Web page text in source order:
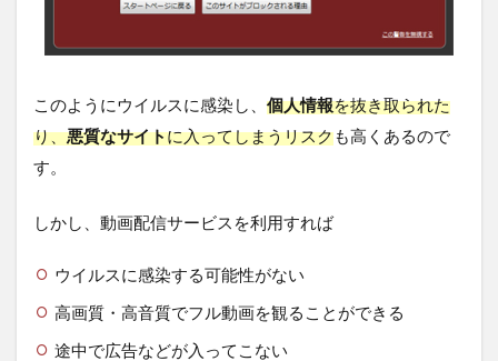
このようにウイルスに感染し、 個人情報を抜き取られた
り、悪質なサイトに入ってしまうリスクも高くあるので
す。
しかし、動画配信サービスを利用すれば
ウイルスに感染する可能性がない
高画質・高音質でフル動画を観ることができる
途中で広告などが入ってこない